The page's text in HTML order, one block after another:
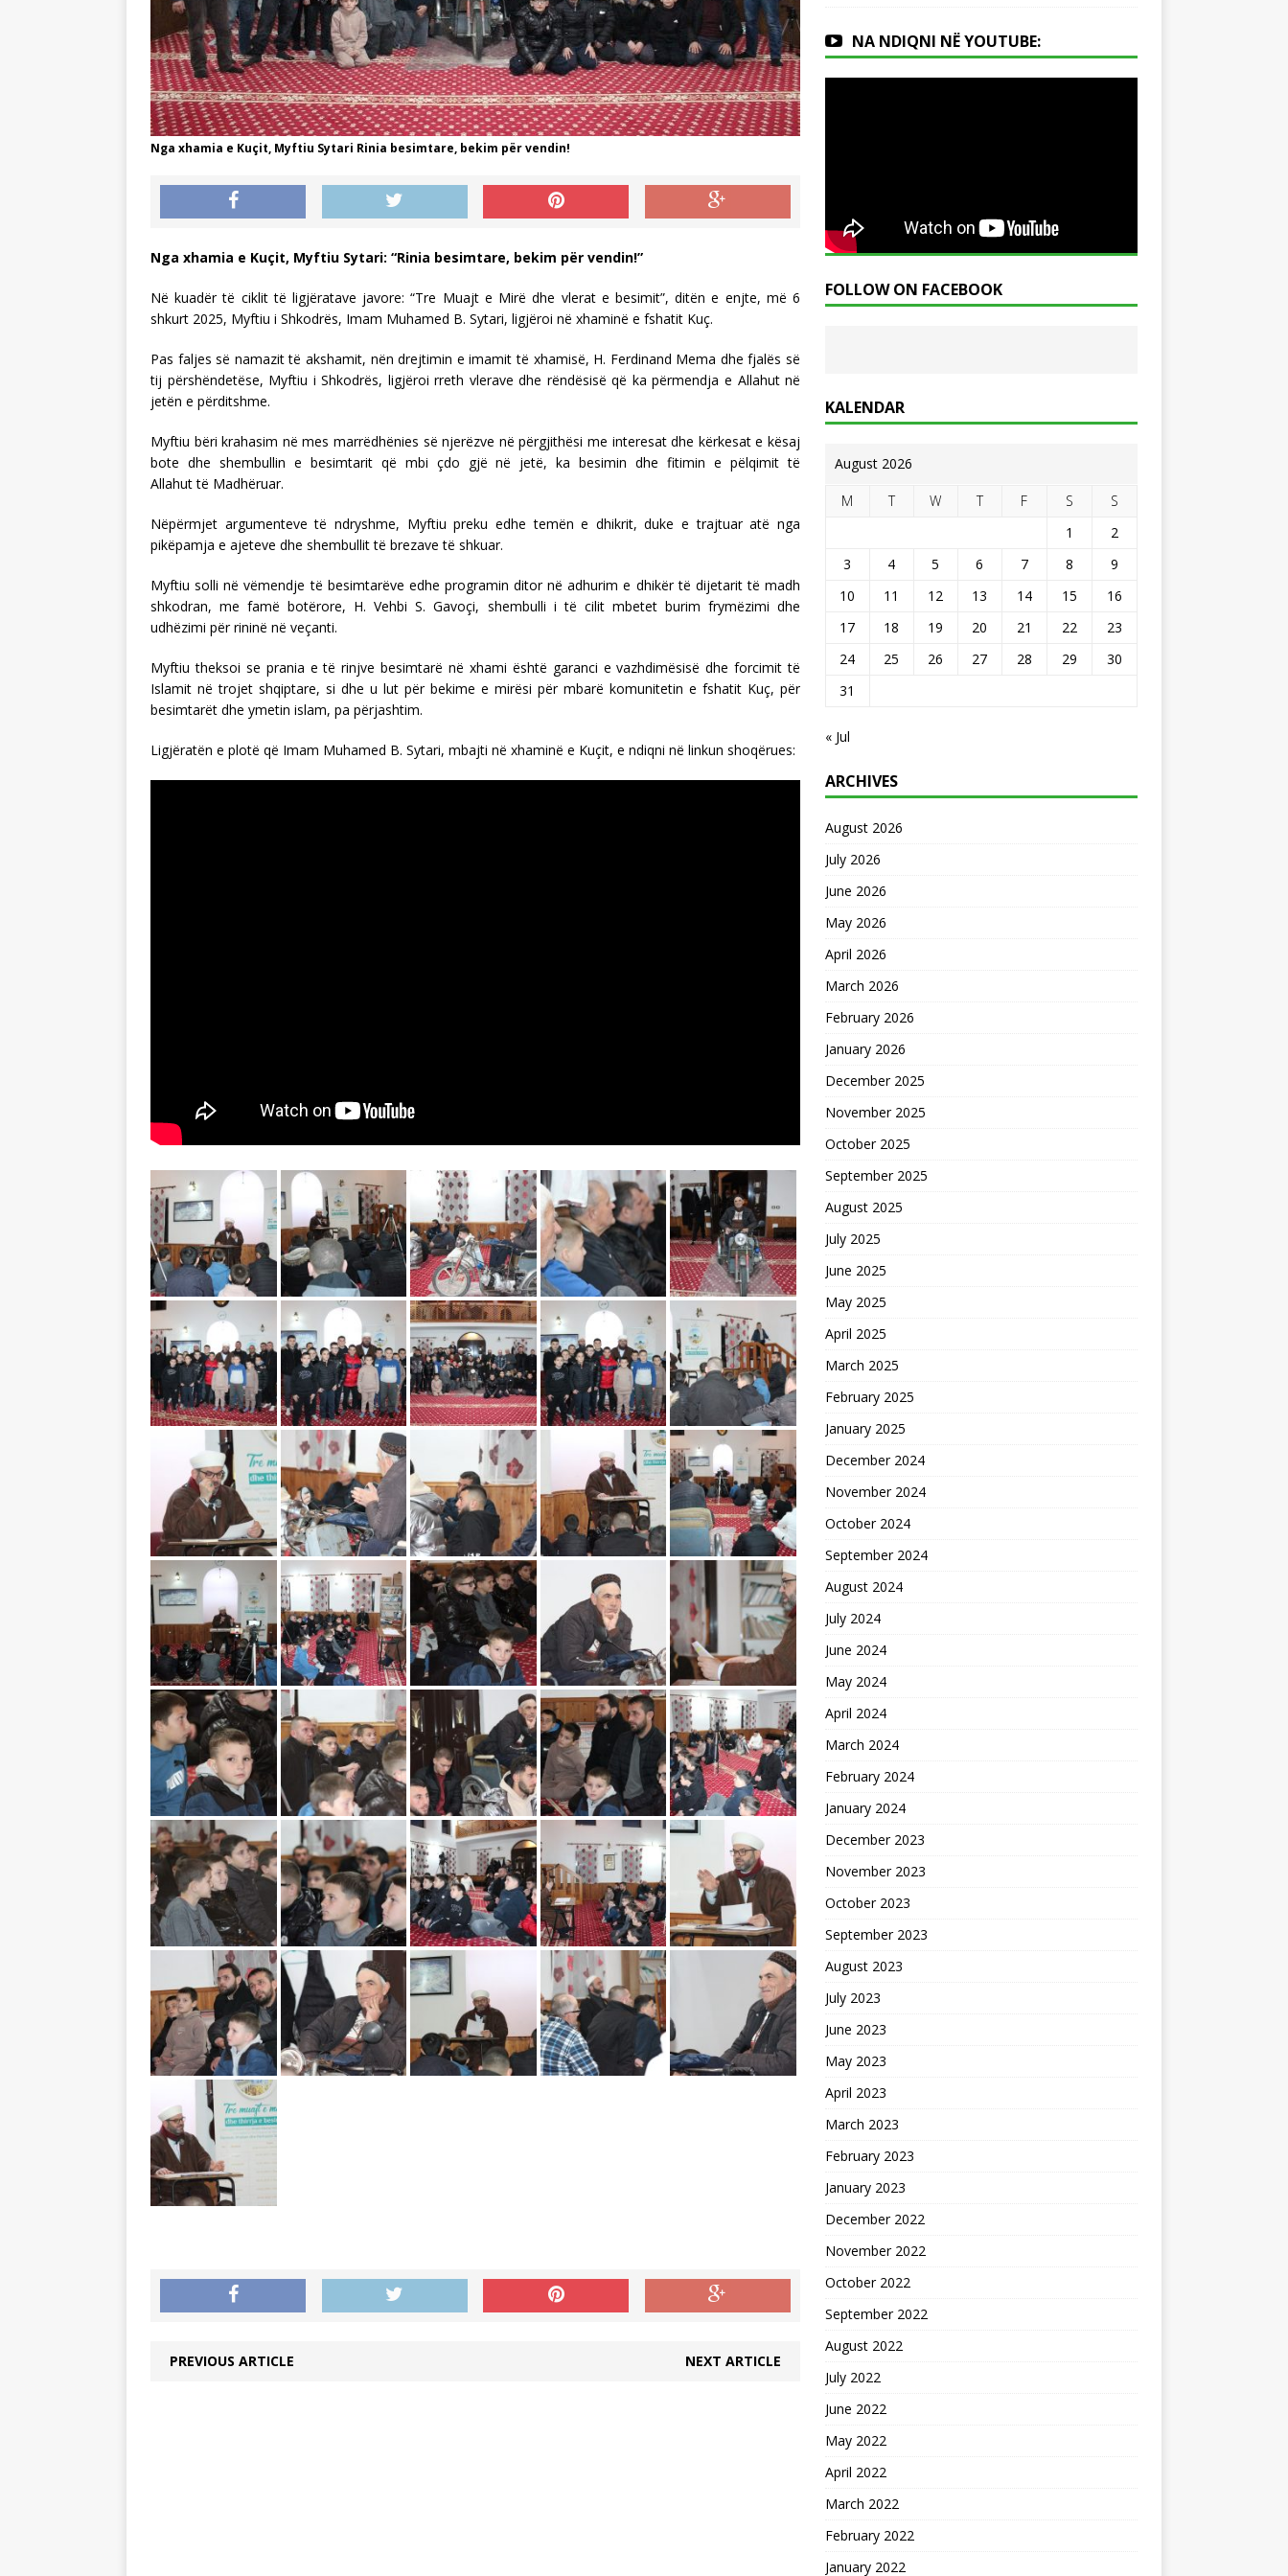
Nga xhamia e Kuçit, Myftiu Sytari Rinia besimtare, bekim për vendin!
Nga xhamia e Kuçit, Myftiu Sytari: “Rinia besimtare, bekim për vendin!”
Në kuadër të ciklit të ligjëratave javore: “Tre Muajt e Mirë dhe vlerat e besimit”, ditën e enjte, më 6
shkurt 2025, Myftiu i Shkodrës, Imam Muhamed B. Sytari, ligjëroi në xhaminë e fshatit Kuç.
Pas faljes së namazit të akshamit, nën drejtimin e imamit të xhamisë, H. Ferdinand Mema dhe fjalës së
tij përshëndetëse, Myftiu i Shkodrës, ligjëroi rreth vlerave dhe rëndësisë që ka përmendja e Allahut në
jetën e përditshme.
Myftiu bëri krahasim në mes marrëdhënies së njerëzve në përgjithësi me interesat dhe kërkesat e kësaj
bote dhe shembullin e besimtarit që mbi çdo gjë në jetë, ka besimin dhe fitimin e pëlqimit të
Allahut të Madhëruar.
Nëpërmjet argumenteve të ndryshme, Myftiu preku edhe temën e dhikrit, duke e trajtuar atë nga
pikëpamja e ajeteve dhe shembullit të brezave të shkuar.
Myftiu solli në vëmendje të besimtarëve edhe programin ditor në adhurim e dhikër të dijetarit të madh
shkodran, me famë botërore, H. Vehbi S. Gavoçi, shembulli i të cilit mbetet burim frymëzimi dhe
udhëzimi për rininë në veçanti.
Myftiu theksoi se prania e të rinjve besimtarë në xhami është garanci e vazhdimësisë dhe forcimit të
Islamit në trojet shqiptare, si dhe u lut për bekime e mirësi për mbarë komunitetin e fshatit Kuç, për
besimtarët dhe ymetin islam, pa përjashtim.
Ligjëratën e plotë që Imam Muhamed B. Sytari, mbajti në xhaminë e Kuçit, e ndiqni në linkun shoqërues:
PREVIOUS ARTICLE NEXT ARTICLE
NA NDIQNI NË YOUTUBE:
FOLLOW ON FACEBOOK
KALENDAR
August 2026
M T W T F S
S
1
2
3
4 5 6 7 8
9
10
11 12 13 14 15
16
17
18 19 20 21 22
23
24
25 26 27 28 29
30
31
« Jul
ARCHIVES
August 2026
July 2026
June 2026
May 2026
April 2026
March 2026
February 2026
January 2026
December 2025
November 2025
October 2025
September 2025
August 2025
July 2025
June 2025
May 2025
April 2025
March 2025
February 2025
January 2025
December 2024
November 2024
October 2024
September 2024
August 2024
July 2024
June 2024
May 2024
April 2024
March 2024
February 2024
January 2024
December 2023
November 2023
October 2023
September 2023
August 2023
July 2023
June 2023
May 2023
April 2023
March 2023
February 2023
January 2023
December 2022
November 2022
October 2022
September 2022
August 2022
July 2022
June 2022
May 2022
April 2022
March 2022
February 2022
January 2022